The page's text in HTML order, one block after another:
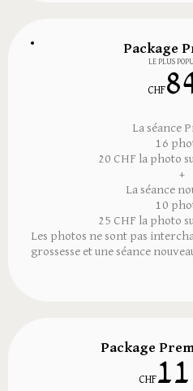
Package
LE PLUS
CHF
La séance
16
20 CHF la photo
+
La séance
10
25 CHF la photo
Les photos ne sont pas
grossesse et une séance
Package
CHF